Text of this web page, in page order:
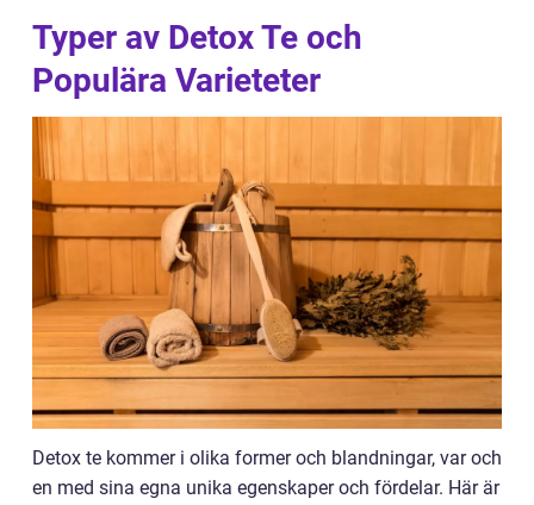
Typer av Detox Te och
Populära Varieteter
Detox te kommer i olika former och blandningar, var och
en med sina egna unika egenskaper och fördelar. Här är